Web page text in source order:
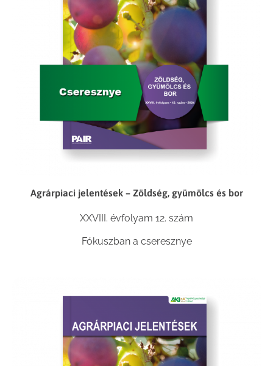
Agrárpiaci jelentések – Zöldség, gyümölcs és bor
XXVIII. évfolyam 12. szám
Fókuszban a cseresznye